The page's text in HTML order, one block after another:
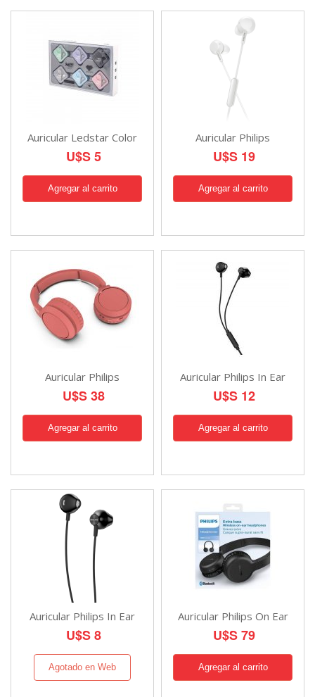
Auricular Ledstar Color
U$S 5
Auricular Philips
U$S 19
Auricular Philips
U$S 38
Auricular Philips In Ear
U$S 12
Auricular Philips In Ear
U$S 8
Agotado en Web
Auricular Philips On Ear
U$S 79